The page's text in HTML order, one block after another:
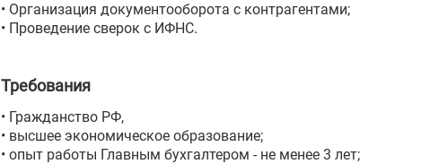
• Организация документооборота с контрагентами;
• Проведение сверок с ИФНС.
Требования
• Гражданство РФ,
• высшее экономическое образование;
• опыт работы Главным бухгалтером - не менее 3 лет;